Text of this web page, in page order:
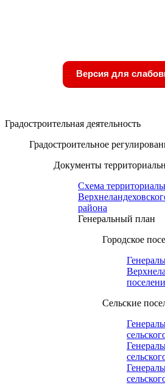
Версия для
Градостроительная деятельность
Градостроительное
Документы
Схема
района
Генеральный план
Городское
Сельские